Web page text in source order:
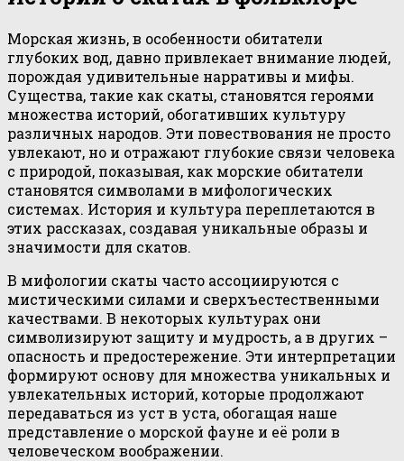
Морская жизнь, в особенности обитатели
глубоких вод, давно привлекает внимание людей,
порождая удивительные нарративы и мифы.
Существа, такие как скаты, становятся героями
множества историй, обогативших культуру
различных народов. Эти повествования не просто
увлекают, но и отражают глубокие связи человека
с природой, показывая, как морские обитатели
становятся символами в мифологических
системах. История и культура переплетаются в
этих рассказах, создавая уникальные образы и
значимости для скатов.
В мифологии скаты часто ассоциируются с
мистическими силами и сверхъестественными
качествами. В некоторых культурах они
символизируют защиту и мудрость, а в других –
опасность и предостережение. Эти интерпретации
формируют основу для множества уникальных и
увлекательных историй, которые продолжают
передаваться из уст в уста, обогащая наше
представление о морской фауне и её роли в
человеческом воображении.